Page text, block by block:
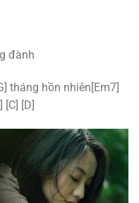
đành
tháng hồn nhiên[Em7]
[C] [D]